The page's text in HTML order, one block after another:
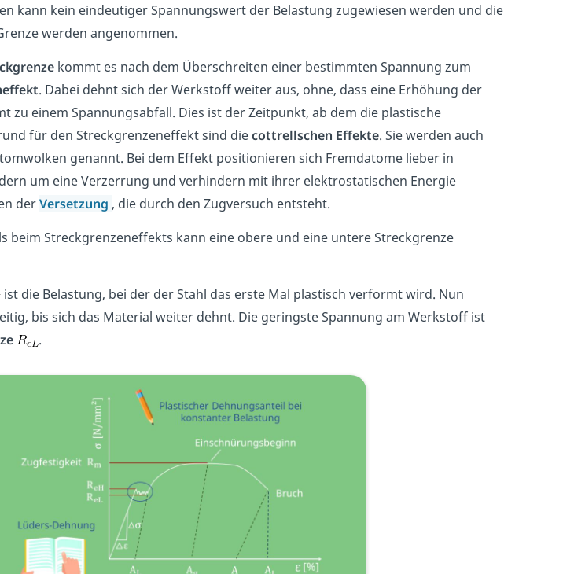
kann kein eindeutiger Spannungswert der Belastung zugewiesen werden und die
werden angenommen.
kommt es nach dem Überschreiten einer bestimmten Spannung zum
. Dabei dehnt sich der Werkstoff weiter aus, ohne, dass eine Erhöhung der
zu einem Spannungsabfall. Dies ist der Zeitpunkt, ab dem die plastische
für den Streckgrenzeneffekt sind diecottrellschen Effekte. Sie werden auch
genannt. Bei dem Effekt positionieren sich Fremdatome lieber in
um eine Verzerrung und verhindern mit ihrer elektrostatischen Energie
derVersetzung , die durch den Zugversuch entsteht.
beim Streckgrenzeneffekts kann eine obere und eine untere Streckgrenze
ist die Belastung, bei der der Stahl das erste Mal plastisch verformt wird. Nun
bis sich das Material weiter dehnt. Die geringste Spannung am Werkstoff ist
.